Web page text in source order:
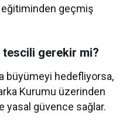
eğitiminden geçmiş
tescili gerekir mi?
büyümeyi hedefliyorsa,
Kurumu üzerinden
güvence sağlar.